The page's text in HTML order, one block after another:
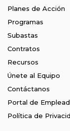
Planes de Acción
Programas
Subastas
Contratos
Recursos
Únete al Equipo
Contáctanos
Portal de
Política de